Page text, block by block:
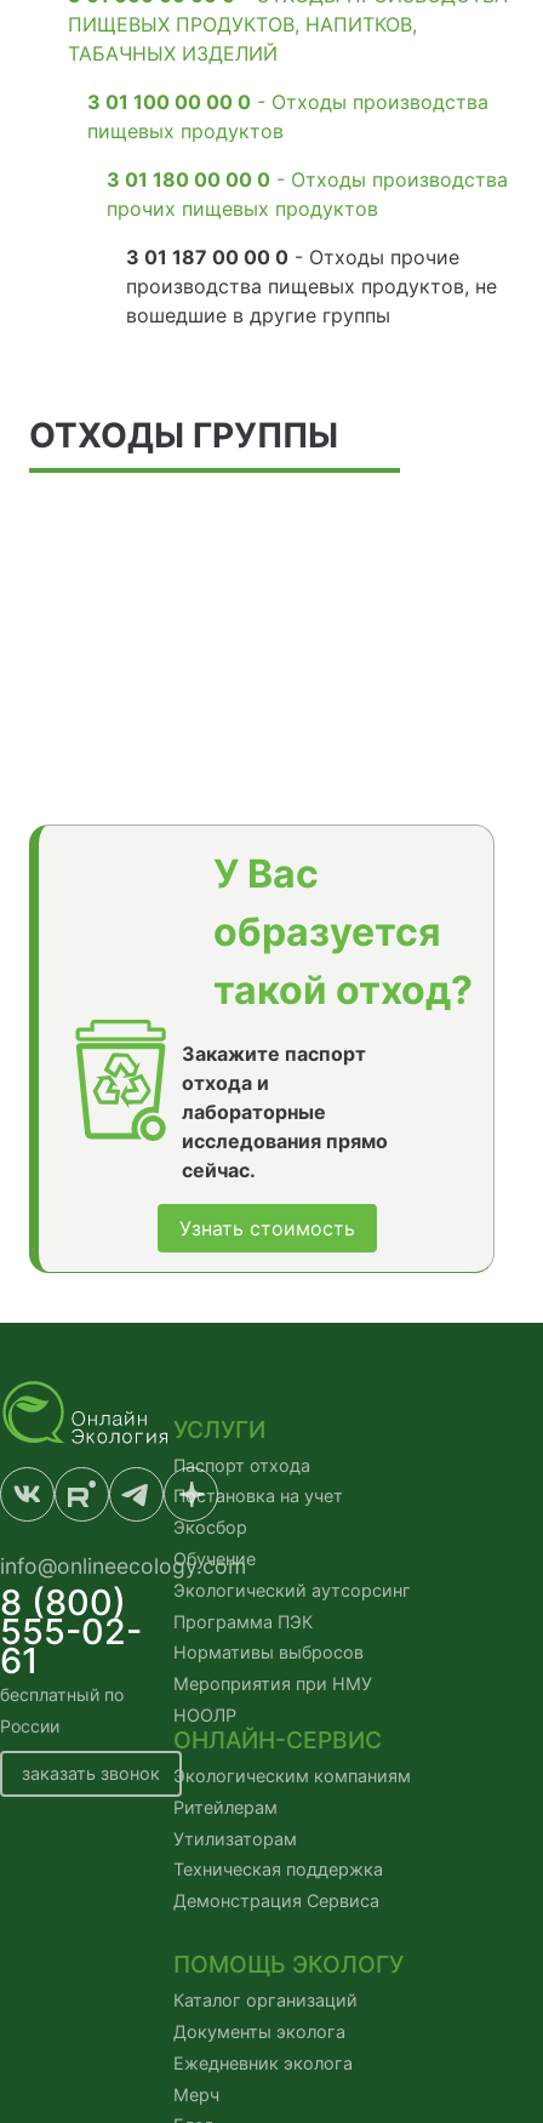
ПИЩЕВЫХ ПРОДУКТОВ, НАПИТКОВ,
ТАБАЧНЫХ ИЗДЕЛИЙ
3 01 100 00 00 0 - Отходы производства
пищевых продуктов
3 01 180 00 00 0 - Отходы производства
прочих пищевых продуктов
3 01 187 00 00 0 - Отходы прочие
производства пищевых продуктов, не
вошедшие в другие группы
ОТХОДЫ ГРУППЫ
У Вас
образуется
такой отход?
Закажите паспорт
отхода и
лабораторные
исследования прямо
сейчас.
Узнать стоимость
info@onlineecology.com
8 (800)
555-02-
61
бесплатный по
России
заказать звонок
УСЛУГИ
Паспорт отхода
Постановка на учет
Экосбор
Обучение
Экологический аутсорсинг
Программа ПЭК
Нормативы выбросов
Мероприятия при НМУ
НООЛР
ОНЛАЙН-СЕРВИС
Экологическим компаниям
Ритейлерам
Утилизаторам
Техническая поддержка
Демонстрация Сервиса
ПОМОЩЬ ЭКОЛОГУ
Каталог организаций
Документы эколога
Ежедневник эколога
Мерч